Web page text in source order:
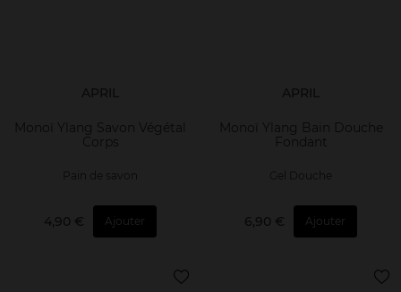
APRIL
Monoï Ylang Savon Végétal
Corps
Pain de savon
4,90 € Ajouter
APRIL
Monoï Ylang Bain Douche
Fondant
6,90 € Ajouter